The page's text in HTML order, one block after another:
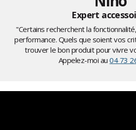
Expert
"Certains recherchent la
performance. Quels que soient vos
trouver le bon produit pour vivre
Appelez-moi au04 73